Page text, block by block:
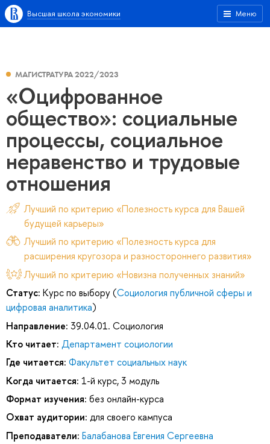
Меню
Высшая школа экономики
МАГИСТРАТУРА 2022/2023
«Оцифрованное
общество»: социальные
процессы, социальное
неравенство и трудовые
отношения
Лучший по критерию «Полезность курса для Вашей
будущей карьеры»
Лучший по критерию «Полезность курса для
расширения кругозора и разностороннего развития»
Лучший по критерию «Новизна полученных знаний»
Статус: Курс по выбору (Социология публичной сферы и
цифровая аналитика)
Направление: 39.04.01. Социология
Кто читает: Департамент социологии
Где читается: Факультет социальных наук
Когда читается: 1-й курс, 3 модуль
Формат изучения: без онлайн-курса
Охват аудитории: для своего кампуса
Преподаватели: Балабанова Евгения Сергеевна